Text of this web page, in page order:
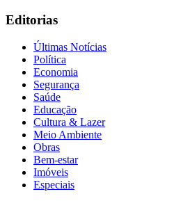
Flamengo
Editorias
Últimas Notícias
Política
Economia
Segurança
Saúde
Educação
Cultura & Lazer
Meio Ambiente
Obras
Bem-estar
Imóveis
Especiais